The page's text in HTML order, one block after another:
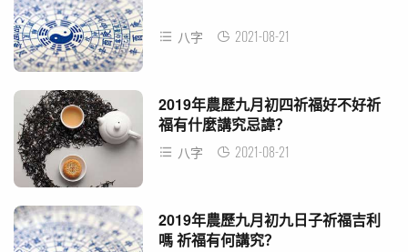
八字 2021-08-21
2019年農歷九月初四祈福好不好祈
福有什麼講究忌諱？
八字 2021-08-21
2019年農歷九月初九日子祈福吉利
嗎 祈福有何講究？